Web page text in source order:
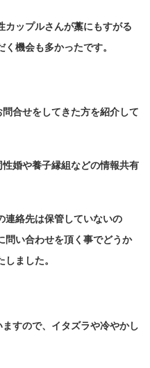
カップルさんが藁にもすがる
機会も多かったです。
合せをしてきた方を紹介して
婚や養子縁組などの情報共有
連絡先は保管していないの
い合わせを頂く事でどうか
ました。
すので、イタズラや冷やかし